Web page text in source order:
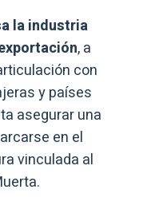
la industria
, a
con
y países
asegurar una
en el
vinculada al